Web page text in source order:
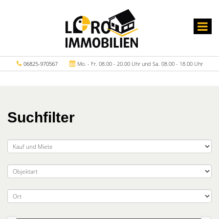
06825-970567 Mo. - Fr. 08.00 - 20.00 Uhr und Sa. 08.00 - 18.00 Uhr
Suchfilter